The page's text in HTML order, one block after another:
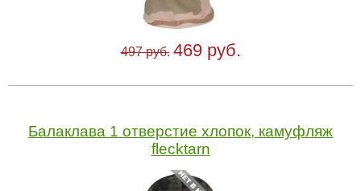
497 руб. 469 руб.
Балаклава 1 отверстие хлопок, камуфляж
flecktarn